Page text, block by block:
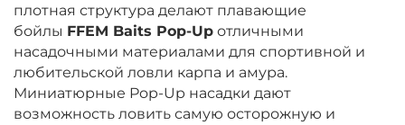
плотная структура делают плавающие
бойлы FFEM Baits Pop-Up отличными
насадочными материалами для спортивной и
любительской ловли карпа и амура.
Миниатюрные Pop-Up насадки дают
возможность ловить самую осторожную и